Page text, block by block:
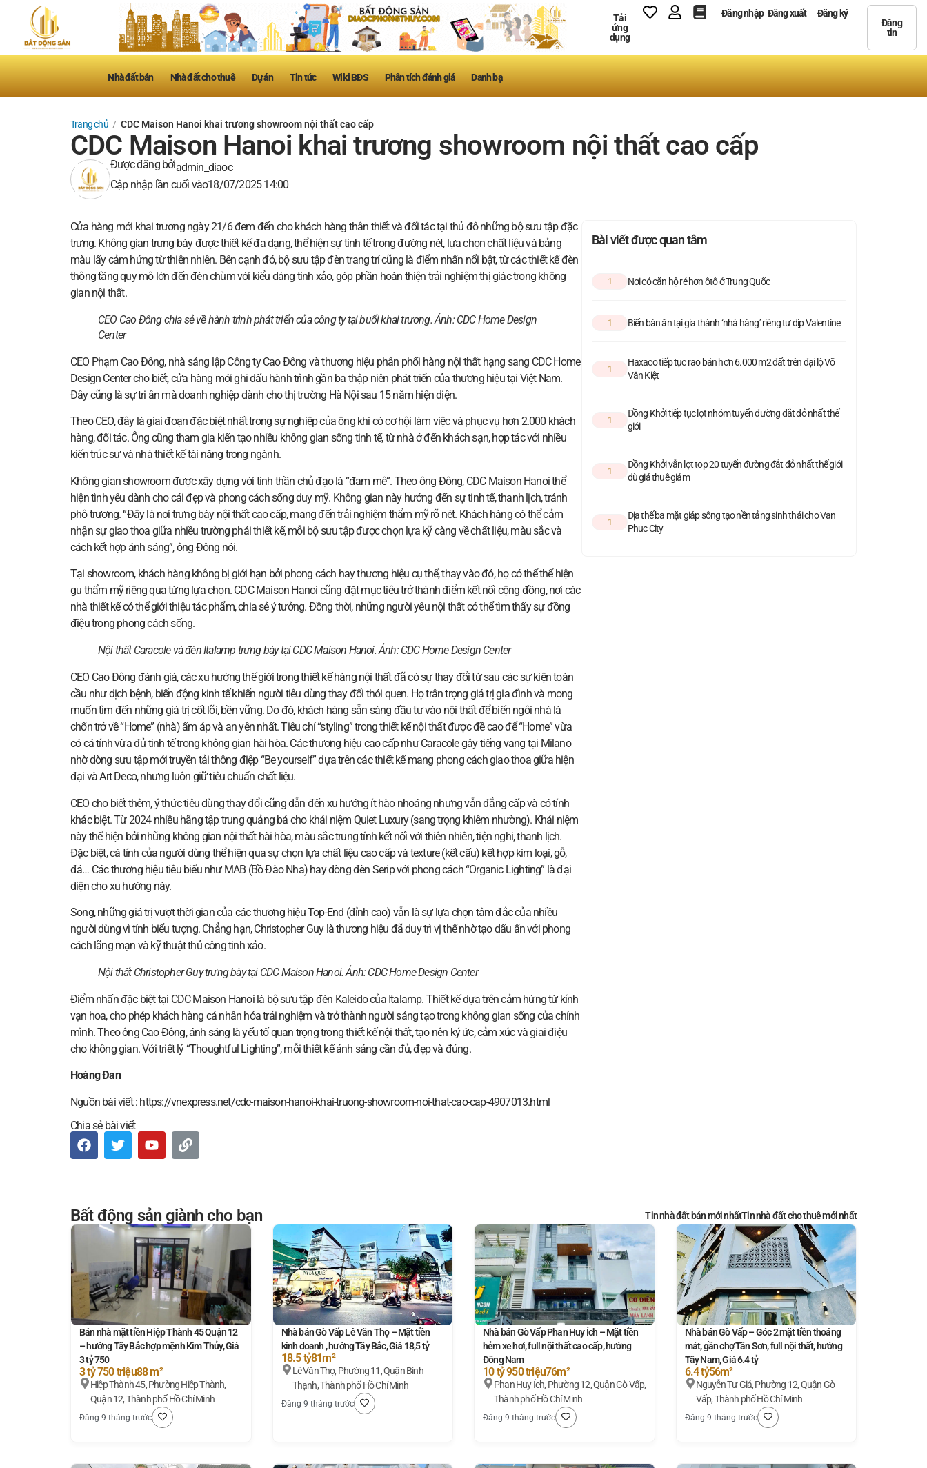
Tải
ứng
dụng
Đăng nhập Đăng xuất
Đăng ký
Đăng
tin
Nhà đất bán Nhà đất cho thuê Dự án Tin tức Wiki BĐS Phân tích đánh giá Danh bạ
Trang chủ / CDC Maison Hanoi khai trương showroom nội thất cao cấp
CDC Maison Hanoi khai trương showroom nội thất cao cấp
Được đăng bởiadmin_diaoc
Cập nhập lần cuối vào18/07/2025 14:00
Cửa hàng mới khai trương ngày 21/6 đem đến cho khách hàng thân thiết và đối tác tại thủ đô những bộ sưu tập đặc
trưng. Không gian trưng bày được thiết kế đa dạng, thể hiện sự tinh tế trong đường nét, lựa chọn chất liệu và bảng
màu lấy cảm hứng từ thiên nhiên. Bên cạnh đó, bộ sưu tập đèn trang trí cũng là điểm nhấn nổi bật, từ các thiết kế đèn
thông tầng quy mô lớn đến đèn chùm với kiểu dáng tinh xảo, góp phần hoàn thiện trải nghiệm thị giác trong không
gian nội thất.
CEO Cao Đông chia sẻ về hành trình phát triển của công ty tại buổi khai trương. Ảnh:CDC Home Design
Center
CEO Phạm Cao Đông, nhà sáng lập Công ty Cao Đông và thương hiệu phân phối hàng nội thất hạng sang CDC Home
Design Center cho biết, cửa hàng mới ghi dấu hành trình gần ba thập niên phát triển của thương hiệu tại Việt Nam.
Đây cũng là sự tri ân mà doanh nghiệp dành cho thị trường Hà Nội sau 15 năm hiện diện.
Theo CEO, đây là giai đoạn đặc biệt nhất trong sự nghiệp của ông khi có cơ hội làm việc và phục vụ hơn 2.000 khách
hàng, đối tác. Ông cũng tham gia kiến tạo nhiều không gian sống tinh tế, từ nhà ở đến khách sạn, hợp tác với nhiều
kiến trúc sư và nhà thiết kế tài năng trong ngành.
Không gian showroom được xây dựng với tinh thần chủ đạo là “đam mê”. Theo ông Đông, CDC Maison Hanoi thể
hiện tình yêu dành cho cái đẹp và phong cách sống duy mỹ. Không gian này hướng đến sự tinh tế, thanh lịch, tránh
phô trương. “Đây là nơi trưng bày nội thất cao cấp, mang đến trải nghiệm thẩm mỹ rõ nét. Khách hàng có thể cảm
nhận sự giao thoa giữa nhiều trường phái thiết kế, mỗi bộ sưu tập được chọn lựa kỹ càng về chất liệu, màu sắc và
cách kết hợp ánh sáng”, ông Đông nói.
Tại showroom, khách hàng không bị giới hạn bởi phong cách hay thương hiệu cụ thể, thay vào đó, họ có thể thể hiện
gu thẩm mỹ riêng qua từng lựa chọn. CDC Maison Hanoi cũng đặt mục tiêu trở thành điểm kết nối cộng đồng, nơi các
nhà thiết kế có thể giới thiệu tác phẩm, chia sẻ ý tưởng. Đồng thời, những người yêu nội thất có thể tìm thấy sự đồng
điệu trong phong cách sống.
Nội thất Caracole và đèn Italamp trưng bày tại CDC Maison Hanoi. Ảnh:CDC Home Design Center
CEO Cao Đông đánh giá, các xu hướng thế giới trong thiết kế hàng nội thất đã có sự thay đổi từ sau các sự kiện toàn
cầu như dịch bệnh, biến động kinh tế khiến người tiêu dùng thay đổi thói quen. Họ trân trọng giá trị gia đình và mong
muốn tìm đến những giá trị cốt lõi, bền vững. Do đó, khách hàng sẵn sàng đầu tư vào nội thất để biến ngôi nhà là
chốn trở về “Home” (nhà) ấm áp và an yên nhất. Tiêu chí “styling” trong thiết kế nội thất được đề cao để “Home” vừa
có cá tính vừa đủ tinh tế trong không gian hài hòa. Các thương hiệu cao cấp như Caracole gây tiếng vang tại Milano
nhờ dòng sưu tập mới truyền tải thông điệp “Be yourself” dựa trên các thiết kế mang phong cách giao thoa giữa hiện
đại và Art Deco, nhưng luôn giữ tiêu chuẩn chất liệu.
CEO cho biết thêm, ý thức tiêu dùng thay đổi cũng dẫn đến xu hướng ít hào nhoáng nhưng vẫn đẳng cấp và có tính
khác biệt. Từ 2024 nhiều hãng tập trung quảng bá cho khái niệm Quiet Luxury (sang trọng khiêm nhường). Khái niệm
này thể hiện bởi những không gian nội thất hài hòa, màu sắc trung tính kết nối với thiên nhiên, tiện nghi, thanh lịch.
Đặc biệt, cá tính của người dùng thể hiện qua sự chọn lựa chất liệu cao cấp và texture (kết cấu) kết hợp kim loại, gỗ,
đá… Các thương hiệu tiêu biểu như MAB (Bồ Đào Nha) hay dòng đèn Serip với phong cách “Organic Lighting” là đại
diện cho xu hướng này.
Song, những giá trị vượt thời gian của các thương hiệu Top-End (đỉnh cao) vẫn là sự lựa chọn tâm đắc của nhiều
người dùng vì tính biểu tượng. Chẳng hạn, Christopher Guy là thương hiệu đã duy trì vị thế nhờ tạo dấu ấn với phong
cách lãng mạn và kỹ thuật thủ công tinh xảo.
Nội thất Christopher Guy trưng bày tại CDC Maison Hanoi. Ảnh:CDC Home Design Center
Điểm nhấn đặc biệt tại CDC Maison Hanoi là bộ sưu tập đèn Kaleido của Italamp. Thiết kế dựa trên cảm hứng từ kính
vạn hoa, cho phép khách hàng cá nhân hóa trải nghiệm và trở thành người sáng tạo trong không gian sống của chính
mình. Theo ông Cao Đông, ánh sáng là yếu tố quan trọng trong thiết kế nội thất, tạo nên ký ức, cảm xúc và giai điệu
cho không gian. Với triết lý “Thoughtful Lighting”, mỗi thiết kế ánh sáng cần đủ, đẹp và đúng.
Hoàng Đan
Nguồn bài viết : https://vnexpress.net/cdc-maison-hanoi-khai-truong-showroom-noi-that-cao-cap-4907013.html
Chia sẻ bài viết
Bài viết được quan tâm
1 Nơi có căn hộ rẻ hơn ôtô ở Trung Quốc
1 Biến bàn ăn tại gia thành ‘nhà hàng’ riêng tư dịp Valentine
1
Haxaco tiếp tục rao bán hơn 6.000 m2 đất trên đại lộ Võ
Văn Kiệt
1
Đồng Khởi tiếp tục lọt nhóm tuyến đường đắt đỏ nhất thế
giới
1
Đồng Khởi vẫn lọt top 20 tuyến đường đắt đỏ nhất thế giới
dù giá thuê giảm
1
Địa thế ba mặt giáp sông tạo nền tảng sinh thái cho Van
Phuc City
Bất động sản giành cho bạn Tin nhà đất bán mới nhấtTin nhà đất cho thuê mới nhất
Bán nhà mặt tiền Hiệp Thành 45 Quận 12
– hướng Tây Bắc hợp mệnh Kim Thủy, Giá
3 tỷ 750
3 tỷ 750 triệu88 m²
Hiệp Thành 45, Phường Hiệp Thành,
Quận 12, Thành phố Hồ Chí Minh
Đăng 9 tháng trước
Nhà bán Gò Vấp Lê Văn Thọ – Mặt tiền
kinh doanh , hướng Tây Bắc, Giá 18,5 tỷ
18.5 tỷ81m²
Lê Văn Thọ, Phường 11, Quận Bình
Thạnh, Thành phố Hồ Chí Minh
Đăng 9 tháng trước
Nhà bán Gò Vấp Phan Huy Ích – Mặt tiền
hẻm xe hơi, full nội thất cao cấp, hướng
Đông Nam
10 tỷ 950 triệu76m²
Phan Huy Ích, Phường 12, Quận Gò Vấp,
Thành phố Hồ Chí Minh
Đăng 9 tháng trước
Nhà bán Gò Vấp – Góc 2 mặt tiền thoáng
mát, gần chợ Tân Sơn, full nội thất, hướng
Tây Nam, Giá 6.4 tỷ
6.4 tỷ56m²
Nguyễn Tư Giả, Phường 12, Quận Gò
Vấp, Thành phố Hồ Chí Minh
Đăng 9 tháng trước